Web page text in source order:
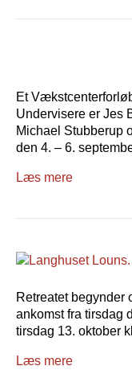
Et
Undervisere er Jes
Michael Stubberup
den 4. – 6.
Læs mere
Retreatet begynder
ankomst fra tirsdag
tirsdag 13. oktober
Læs mere